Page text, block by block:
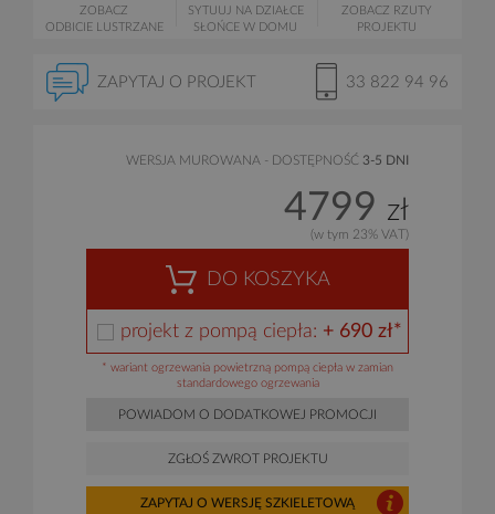
ZOBACZ
ODBICIE LUSTRZANE
SYTUUJ NA DZIAŁCE
SŁOŃCE W DOMU
ZOBACZ RZUTY
PROJEKTU
ZAPYTAJ O PROJEKT 33 822 94 96
WERSJA MUROWANA - DOSTĘPNOŚĆ 3-5 DNI
4799 zł
(w tym 23% VAT)
DO KOSZYKA
projekt z pompą ciepła: + 690 zł*
* wariant ogrzewania powietrzną pompą ciepła w zamian
standardowego ogrzewania
POWIADOM O DODATKOWEJ PROMOCJI
ZGŁOŚ ZWROT PROJEKTU
ZAPYTAJ O WERSJĘ SZKIELETOWĄ